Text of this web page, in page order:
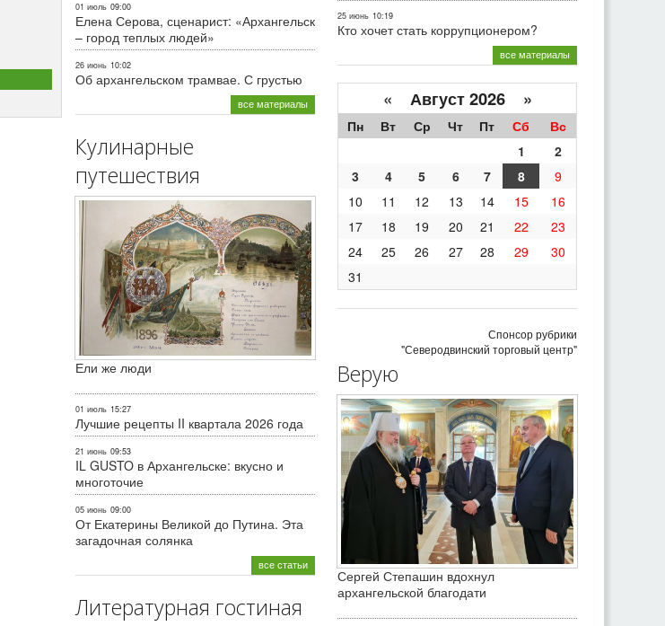
01 июль 09:00
Елена Серова, сценарист: «Архангельск
– город теплых людей»
26 июнь 10:02
Об архангельском трамвае. С грустью
все материалы
Кулинарные
путешествия
Ели же люди
01 июль 15:27
Лучшие рецепты II квартала 2026 года
21 июнь 09:53
IL GUSTO в Архангельске: вкусно и
многоточие
05 июнь 09:00
От Екатерины Великой до Путина. Эта
загадочная солянка
все статьи
Литературная гостиная
25 июнь 10:19
Кто хочет стать коррупционером?
все материалы
« Август 2026 »
Пн Вт Ср Чт Пт Сб
Вс
1
2
3
4 5 6 7 8
9
10
11 12 13 14 15
16
17
18 19 20 21 22
23
24
25 26 27 28 29
30
31
Спонсор рубрики
"Северодвинский торговый центр"
Верую
Сергей Степашин вдохнул
архангельской благодати